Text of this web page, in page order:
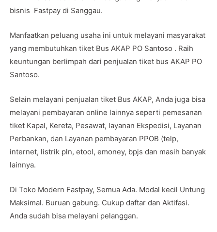
bisnis Fastpay di Sanggau.
Manfaatkan peluang usaha ini untuk melayani masyarakat
yang membutuhkan tiket Bus AKAP PO Santoso . Raih
keuntungan berlimpah dari penjualan tiket bus AKAP PO
Santoso.
Selain melayani penjualan tiket Bus AKAP, Anda juga bisa
melayani pembayaran online lainnya seperti pemesanan
tiket Kapal, Kereta, Pesawat, layanan Ekspedisi, Layanan
Perbankan, dan Layanan pembayaran PPOB (telp,
internet, listrik pln, etool, emoney, bpjs dan masih banyak
lainnya.
Di Toko Modern Fastpay, Semua Ada. Modal kecil Untung
Maksimal. Buruan gabung. Cukup daftar dan Aktifasi.
Anda sudah bisa melayani pelanggan.